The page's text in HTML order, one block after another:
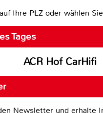
Ihre PLZ oder wählen
Tages
ACR Hof CarHifi
Newsletter und erhalte